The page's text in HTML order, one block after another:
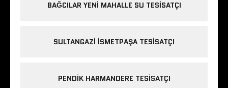
BAĞCILAR YENI MAHALLE SU TESISATÇI
SULTANGAZI ISMETPAŞA TESISATÇI
PENDIK HARMANDERE TESISATÇI